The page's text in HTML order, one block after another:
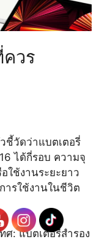
วร
ชี้วัดว่าแบตเตอรี่
ได้กี่รอบ ความจุ
ใช้งานระยะยาว
ารใช้งานในชีวิต
ศ: แบตเตอรี่สำรอง